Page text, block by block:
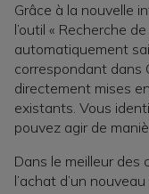
Grâce à la nouvelle
l’outil « Recherche
automatiquement
correspondant dans
directement mises
existants. Vous
pouvez agir de
Dans le meilleur des
l’achat d’un